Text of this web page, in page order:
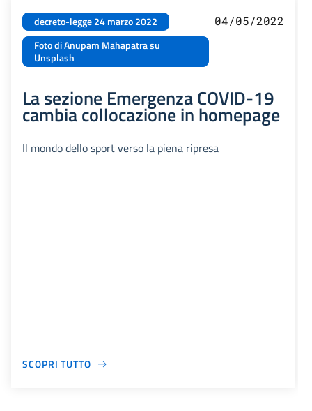
decreto-legge 24 marzo 2022
Foto di Anupam Mahapatra su
Unsplash
04/05/2022
La sezione Emergenza COVID-19
cambia collocazione in homepage
Il mondo dello sport verso la piena ripresa
SCOPRI TUTTO